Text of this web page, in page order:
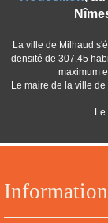
La ville de Milhaud
densité de 307,45
maximum
Le maire de la ville